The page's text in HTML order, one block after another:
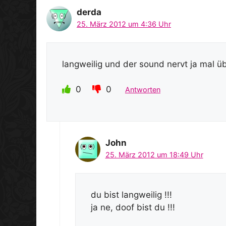
derda
25. März 2012 um 4:36 Uhr
langweilig und der sound nervt ja mal
0 0 Antworten
John
25. März 2012 um 18:49 Uhr
du bist langweilig !!!
ja ne, doof bist du !!!